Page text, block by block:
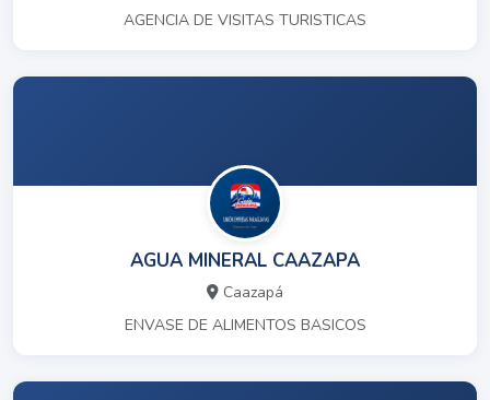
AGENCIA DE VISITAS TURISTICAS
AGUA MINERAL CAAZAPA
Caazapá
ENVASE DE ALIMENTOS BASICOS